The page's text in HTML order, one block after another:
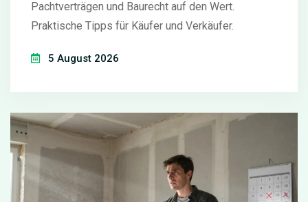
Pachtverträgen und Baurecht auf den Wert.
Praktische Tipps für Käufer und Verkäufer.
5 August 2026